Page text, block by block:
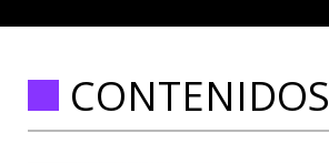
CONTENIDOS